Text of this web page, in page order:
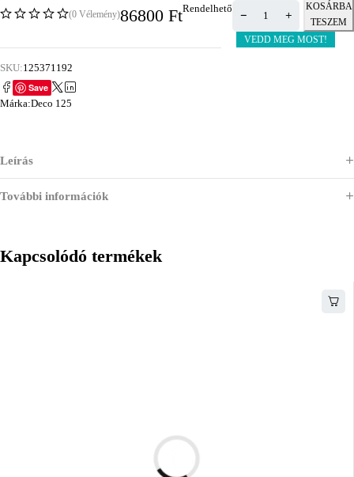
(0 Vélemény)86800 FtRendelhető
KOSÁRBA
TESZEM
VEDD MEG MOST!
SKU:125371192
Save
Márka:Deco 125
Leírás
További információk
Kapcsolódó termékek